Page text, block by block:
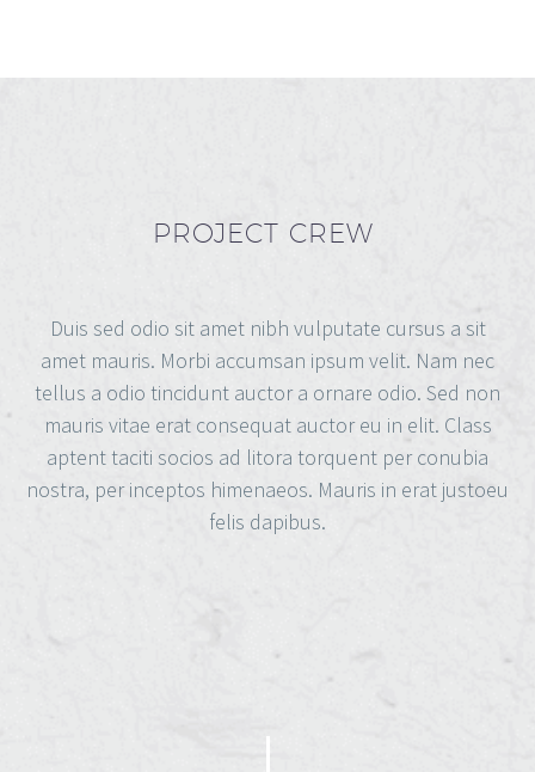
PROJECT CREW
Duis sed odio sit amet nibh vulputate cursus a sit
amet mauris. Morbi accumsan ipsum velit. Nam nec
tellus a odio tincidunt auctor a ornare odio. Sed non
mauris vitae erat consequat auctor eu in elit. Class
aptent taciti socios ad litora torquent per conubia
nostra, per inceptos himenaeos. Mauris in erat justoeu
felis dapibus.